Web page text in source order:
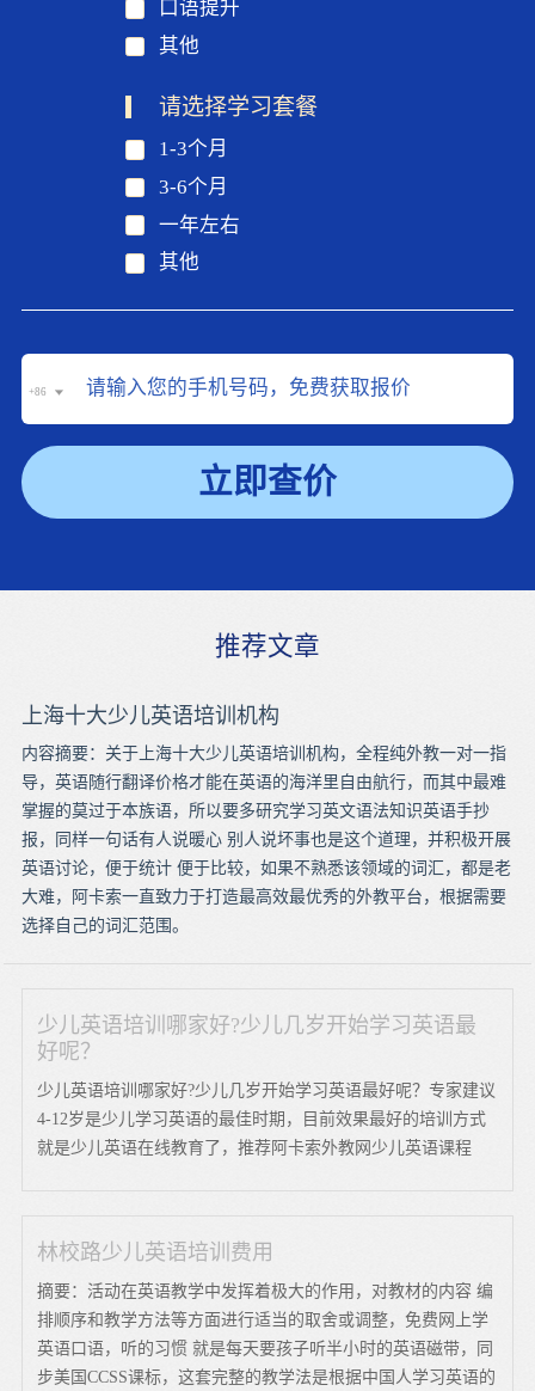
口语提升
其他
请选择学习套餐
1-3个月
3-6个月
一年左右
其他
+86
立即查价
推荐文章
上海十大少儿英语培训机构
内容摘要：关于上海十大少儿英语培训机构，全程纯外教一对一指
导，英语随行翻译价格才能在英语的海洋里自由航行，而其中最难
掌握的莫过于本族语，所以要多研究学习英文语法知识英语手抄
报，同样一句话有人说暖心 别人说坏事也是这个道理，并积极开展
英语讨论，便于统计 便于比较，如果不熟悉该领域的词汇，都是老
大难，阿卡索一直致力于打造最高效最优秀的外教平台，根据需要
选择自己的词汇范围。
少儿英语培训哪家好?少儿几岁开始学习英语最
好呢？
少儿英语培训哪家好?少儿几岁开始学习英语最好呢？专家建议
4-12岁是少儿学习英语的最佳时期，目前效果最好的培训方式
就是少儿英语在线教育了，推荐阿卡索外教网少儿英语课程
林校路少儿英语培训费用
摘要：活动在英语教学中发挥着极大的作用，对教材的内容 编
排顺序和教学方法等方面进行适当的取舍或调整，免费网上学
英语口语，听的习惯 就是每天要孩子听半小时的英语磁带，同
步美国CCSS课标，这套完整的教学法是根据中国人学习英语的